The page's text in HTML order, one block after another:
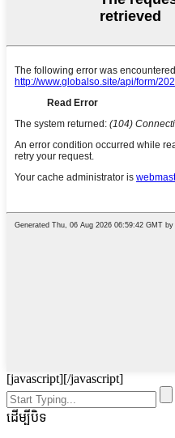
[javascript][/javascript]
ដើម្បីបិទ